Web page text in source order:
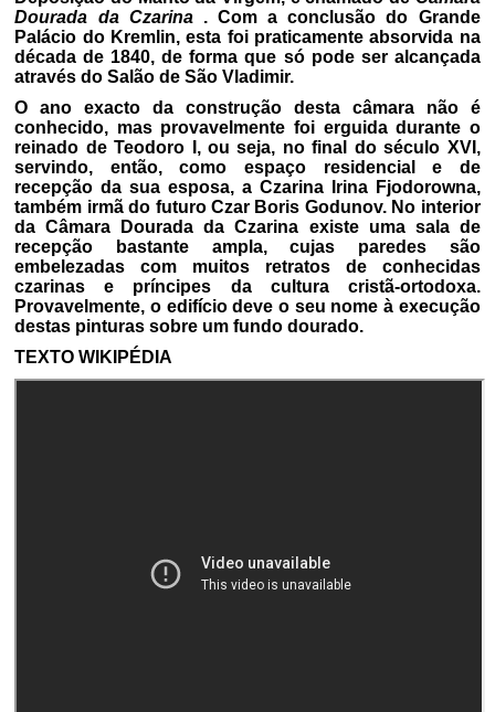
Dourada da Czarina. Com a conclusão do Grande
Palácio do Kremlin, esta foi praticamente absorvida na
década de 1840, de forma que só pode ser alcançada
através do Salão de São Vladimir.
O ano exacto da construção desta câmara não é
conhecido, mas provavelmente foi erguida durante o
reinado de Teodoro I, ou seja, no final do século XVI,
servindo, então, como espaço residencial e de
recepção da sua esposa, a Czarina Irina Fjodorowna,
também irmã do futuro Czar Boris Godunov. No interior
da Câmara Dourada da Czarina existe uma sala de
recepção bastante ampla, cujas paredes são
embelezadas com muitos retratos de conhecidas
czarinas e príncipes da cultura cristã-ortodoxa.
Provavelmente, o edifício deve o seu nome à execução
destas pinturas sobre um fundo dourado.
TEXTO WIKIPÉDIA